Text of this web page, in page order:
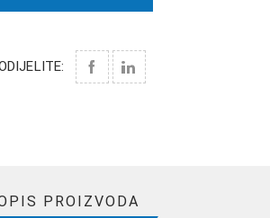
PROIZVODA